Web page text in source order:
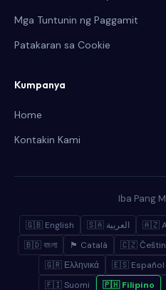
Mga Tuntunin ng Paggamit
Patakaran sa Cookie
Kumpanya
Home
Kontakin Kami
Iba Pang
🇬🇧 English 🇸🇦 العربية 🇦🇿
🇧🇩 বাংলা
🏴 Català 🇨🇿
🇬🇷 Ελληνικά
🇪🇸 Español
🇫🇮 Suomi
🇵🇭 Filipino